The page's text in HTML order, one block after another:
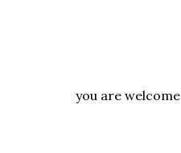
you are welcome